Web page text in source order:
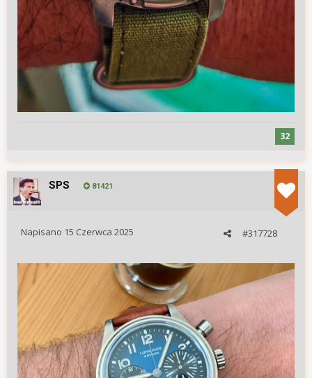
32
SPS 81421
#317728
Napisano 15 Czerwca 2025